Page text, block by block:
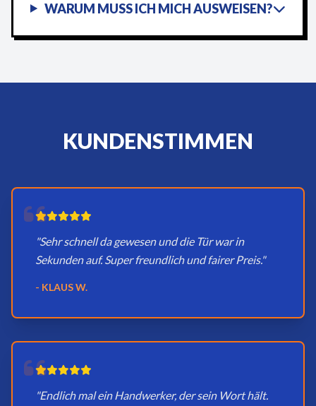
WARUM MUSS ICH MICH AUSWEISEN?
KUNDENSTIMMEN
"Sehr schnell da gewesen und die Tür war in
Sekunden auf. Super freundlich und fairer Preis."
- KLAUS W.
"Endlich mal ein Handwerker, der sein Wort hält.